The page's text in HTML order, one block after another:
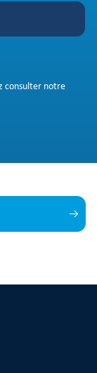
consulter notre